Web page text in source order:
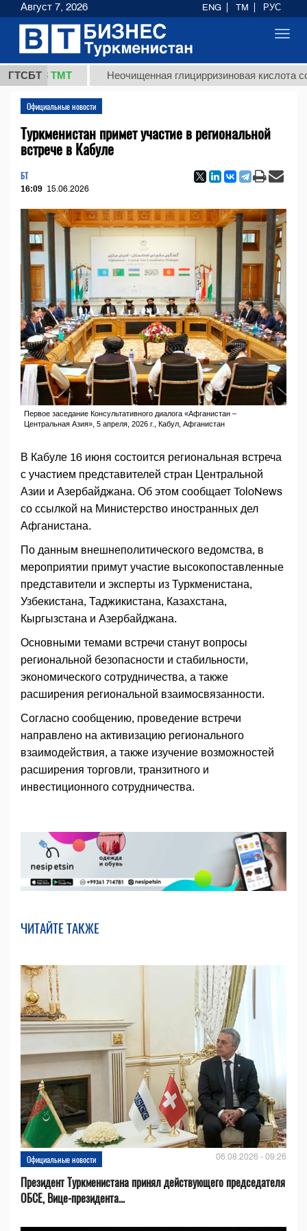
ГТСБТ
ТМТ Неочищенная глицирризиновая кислота
Официальные новости
Туркменистан примет участие в региональной
встрече в Кабуле
БТ
16:09 15.06.2026
Первое заседание Консультативного диалога «Афганистан –
Центральная Азия», 5 апреля, 2026 г., Кабул, Афганистан
В Кабуле 16 июня состоится региональная встреча
с участием представителей стран Центральной
Азии и Азербайджана. Об этом сообщает ToloNews
со ссылкой на Министерство иностранных дел
Афганистана.
По данным внешнеполитического ведомства, в
мероприятии примут участие высокопоставленные
представители и эксперты из Туркменистана,
Узбекистана, Таджикистана, Казахстана,
Кыргызстана и Азербайджана.
Основными темами встречи станут вопросы
региональной безопасности и стабильности,
экономического сотрудничества, а также
расширения региональной взаимосвязанности.
Согласно сообщению, проведение встречи
направлено на активизацию регионального
взаимодействия, а также изучение возможностей
расширения торговли, транзитного и
инвестиционного сотрудничества.
ЧИТАЙТЕ ТАКЖЕ
Официальные новости 06.08.2026 - 09:26
Президент Туркменистана принял действующего председателя
ОБСЕ, Вице-президента...
Август 7, 2026 ENG TM РУС